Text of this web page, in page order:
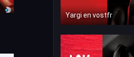
Yargi en vostfr